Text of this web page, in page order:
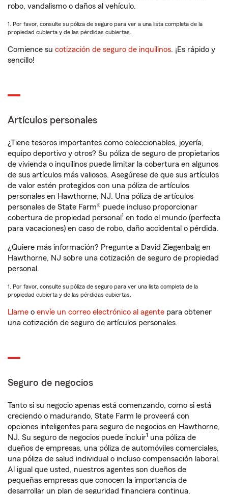
robo, vandalismo o daños al vehículo.
1. Por favor, consulte su póliza de seguro para ver a una lista completa de la
propiedad cubierta y de las pérdidas cubiertas.
Comience su cotización de seguro de inquilinos. ¡Es rápido y
sencillo!
Artículos personales
¿Tiene tesoros importantes como coleccionables, joyería,
equipo deportivo y otros? Su póliza de seguro de propietarios
de vivienda o inquilinos puede limitar la cobertura en algunos
de sus artículos más valiosos. Asegúrese de que sus artículos
de valor estén protegidos con una póliza de artículos
personales en Hawthorne, NJ. Una póliza de artículos
personales de State Farm® puede incluso proporcionar
cobertura de propiedad personal 1 en todo el mundo (perfecta
para vacaciones) en caso de robo, daño accidental o pérdida.
¿Quiere más información? Pregunte a David Ziegenbalg en
Hawthorne, NJ sobre una cotización de seguro de propiedad
personal.
1. Por favor, consulte su póliza de seguro para ver una lista completa de la
propiedad cubierta y de las pérdidas cubiertas.
Llame o envíe un correo electrónico al agente para obtener
una cotización de seguro de artículos personales.
Seguro de negocios
Tanto si su negocio apenas está comenzando, como si está
creciendo o madurando, State Farm le proveerá con
opciones inteligentes para seguro de negocios en Hawthorne,
NJ. Su seguro de negocios puede incluir1 una póliza de
dueños de empresas, una póliza de automóviles comerciales,
una póliza de salud individual o incluso compensación laboral.
Al igual que usted, nuestros agentes son dueños de
pequeñas empresas que conocen la importancia de
desarrollar un plan de seguridad financiera continua.